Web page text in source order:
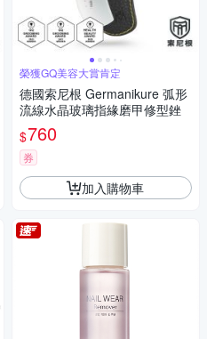
榮獲GQ美容大賞肯定
德國索尼根 Germanikure 弧形
流線水晶玻璃指緣磨甲修型銼
$760
券
加入購物車